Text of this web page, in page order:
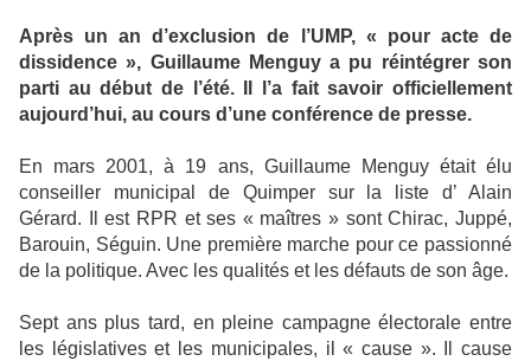
Après un an d’exclusion de l’UMP, « pour acte de
dissidence », Guillaume Menguy a pu réintégrer son
parti au début de l’été. Il l’a fait savoir officiellement
aujourd’hui, au cours d’une conférence de presse.
En mars 2001, à 19 ans, Guillaume Menguy était élu
conseiller municipal de Quimper sur la liste d’ Alain
Gérard. Il est RPR et ses « maîtres » sont Chirac, Juppé,
Barouin, Séguin. Une première marche pour ce passionné
de la politique. Avec les qualités et les défauts de son âge.
Sept ans plus tard, en pleine campagne électorale entre
les législatives et les municipales, il « cause ». Il cause